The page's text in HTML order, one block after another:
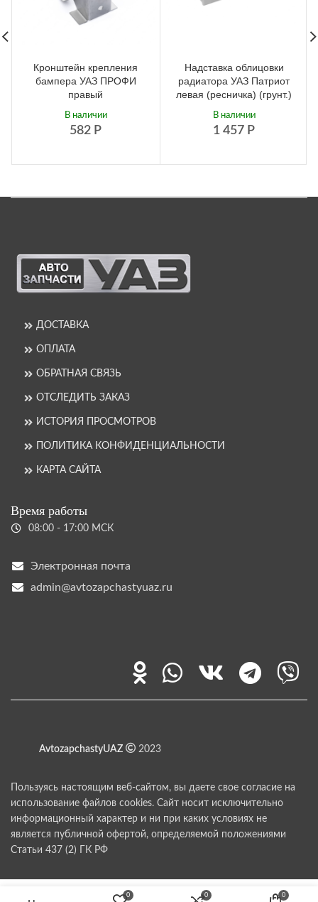
Кронштейн крепления
бампера УАЗ ПРОФИ
правый
582 Р
В наличии
Надставка облицовки
радиатора УАЗ Патриот
левая (ресничка) (грунт.)
1 457 Р
В наличии
ДОСТАВКА
ОПЛАТА
ОБРАТНАЯ СВЯЗЬ
ОТСЛЕДИТЬ ЗАКАЗ
ИСТОРИЯ ПРОСМОТРОВ
ПОЛИТИКА КОНФИДЕНЦИАЛЬНОСТИ
КАРТА САЙТА
Время работы
08:00 - 17:00 МСК
Электронная почта
admin@avtozapchastyuaz.ru
AvtozapchastyUAZ 2023
Пользуясь настоящим веб-сайтом, вы даете свое согласие на
использование файлов cookies. Сайт носит исключительно
информационный характер и ни при каких условиях не
является публичной офертой, определяемой положениями
Статьи 437 (2) ГК РФ
0 0 0